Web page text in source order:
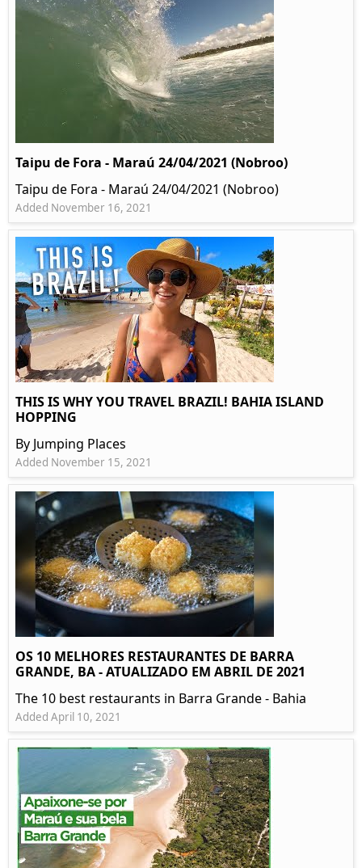
Taipu de Fora - Maraú 24/04/2021 (Nobroo)
Taipu de Fora - Maraú 24/04/2021 (Nobroo)
Added November 16, 2021
THIS IS WHY YOU TRAVEL BRAZIL! BAHIA ISLAND
HOPPING
By Jumping Places
Added November 15, 2021
OS 10 MELHORES RESTAURANTES DE BARRA
GRANDE, BA - ATUALIZADO EM ABRIL DE 2021
The 10 best restaurants in Barra Grande - Bahia
Added April 10, 2021